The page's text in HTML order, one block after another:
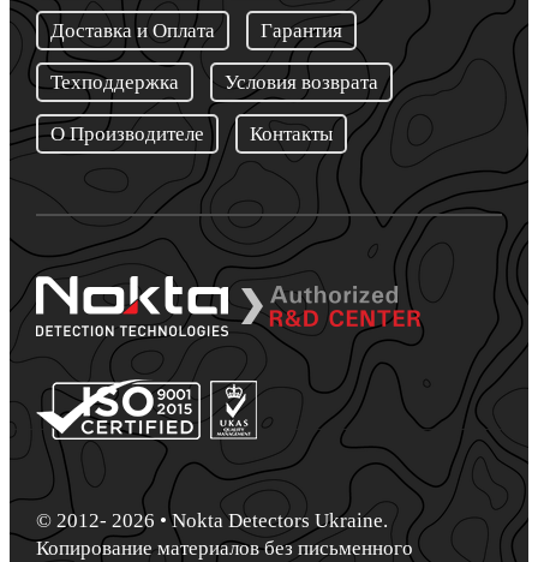
Доставка и Оплата Гарантия
Техподдержка Условия возврата
О Производителе Контакты
© 2012- 2026 • Nokta Detectors Ukraine.
Копирование материалов без письменного